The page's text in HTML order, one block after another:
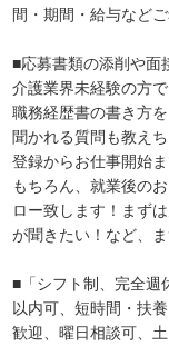
間・期間・給与など
■応募書類の添削や面
介護業界未経験の方
職務経歴書の書き方
聞かれる質問も教え
登録からお仕事開始
もちろん、就業後の
ロー致します！まず
が聞きたい！など、
■「シフト制、完全週
以内可、短時間・扶
歓迎、曜日相談可、